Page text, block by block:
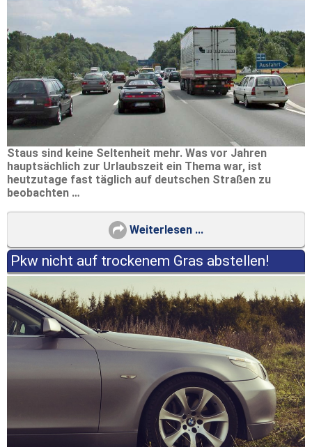
Staus sind keine Seltenheit mehr. Was vor Jahren
hauptsächlich zur Urlaubszeit ein Thema war, ist
heutzutage fast täglich auf deutschen Straßen zu
beobachten …
Weiterlesen ...
Pkw nicht auf trockenem Gras abstellen!